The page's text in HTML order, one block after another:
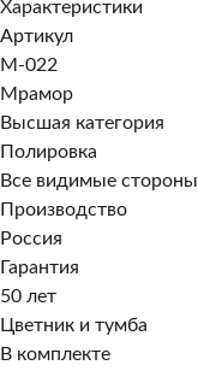
Характеристики
Артикул
M-022
Мрамор
Высшая категория
Полировка
Все видимые стороны
Производство
Россия
Гарантия
50 лет
Цветник и тумба
В комплекте